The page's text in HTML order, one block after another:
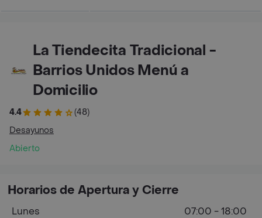
La Tiendecita Tradicional -
Barrios Unidos Menú a
Domicilio
4.4
(48)
Desayunos
Abierto
Horarios de Apertura y Cierre
Lunes
07:00 - 18:00